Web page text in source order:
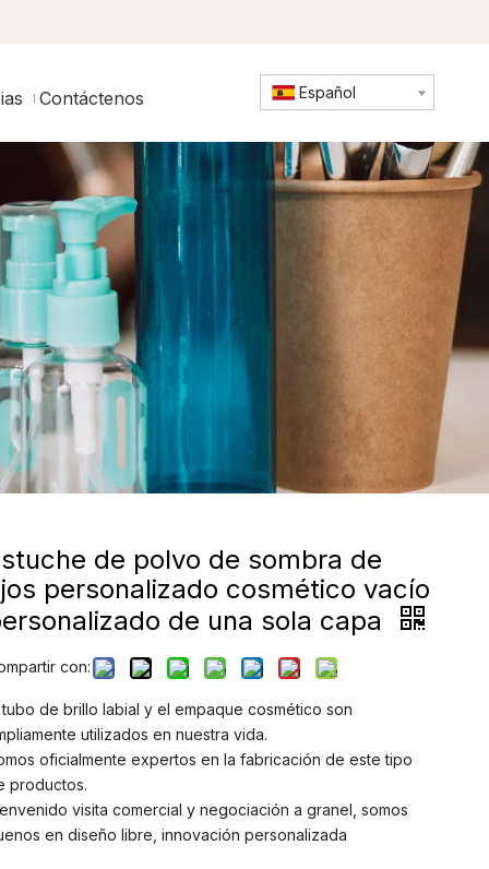
Contáctenos Español
de polvo de sombra de
personalizado cosmético vacío
de una sola capa
con:
tubo de brillo labial y el empaque cosmético son
utilizados en nuestra vida.
oficialmente expertos en la fabricación de este tipo
productos.
visita comercial y negociación a granel, somos
en diseño libre, innovación personalizada